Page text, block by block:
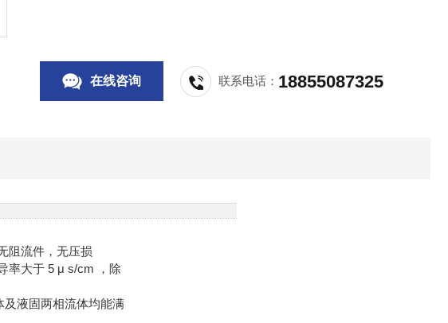
在线咨询 联系电话： 18855087325
阻流件，无压损
率大于 5 μ s/cm ，除
及液固两相流体均能满